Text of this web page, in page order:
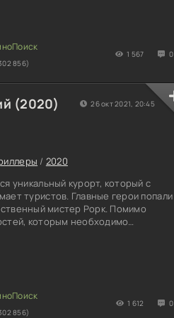
американские бандиты.
856)
1 567 0
(2020)
/ 2020
уникальный курорт, который с
туристов. Главные герои попали
мистер Рорк. Помимо
которым необходимо
моментом. Для гостей
856)
1 612 0
26 окт 2021, 20:45